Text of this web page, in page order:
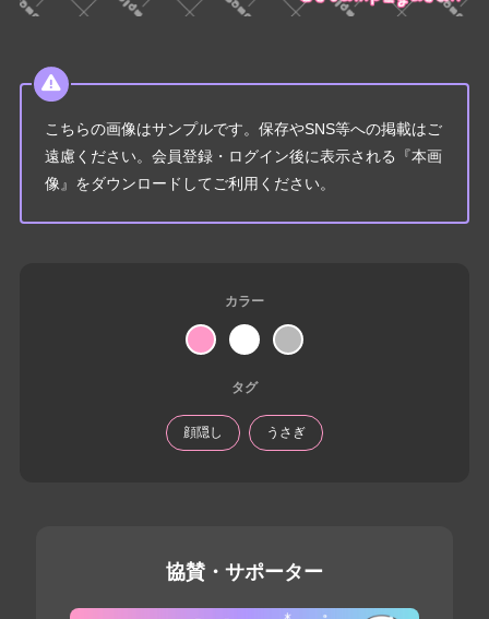
こちらの画像はサンプルです。保存やSNS等への掲載はご
遠慮ください。会員登録・ログイン後に表示される『本画
像』をダウンロードしてご利用ください。
カラー
タグ
顔隠し うさぎ
協賛・サポーター